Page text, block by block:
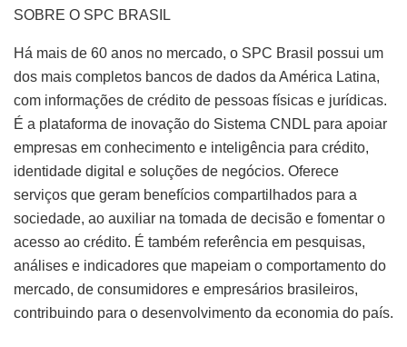
SOBRE O SPC BRASIL
Há mais de 60 anos no mercado, o SPC Brasil possui um
dos mais completos bancos de dados da América Latina,
com informações de crédito de pessoas físicas e jurídicas.
É a plataforma de inovação do Sistema CNDL para apoiar
empresas em conhecimento e inteligência para crédito,
identidade digital e soluções de negócios. Oferece
serviços que geram benefícios compartilhados para a
sociedade, ao auxiliar na tomada de decisão e fomentar o
acesso ao crédito. É também referência em pesquisas,
análises e indicadores que mapeiam o comportamento do
mercado, de consumidores e empresários brasileiros,
contribuindo para o desenvolvimento da economia do país.